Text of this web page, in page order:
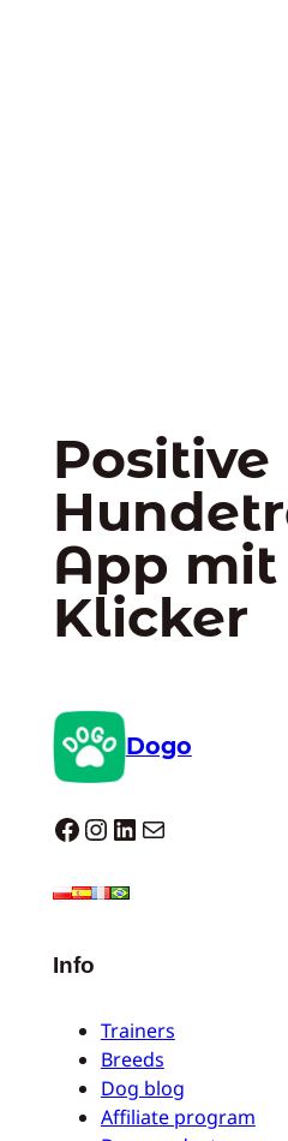
Positive
App mit
Klicker
Dogo
Dogo facebook InstagramLinkedIn E-Mail
Info
Trainers
Breeds
Dog blog
Affiliate program